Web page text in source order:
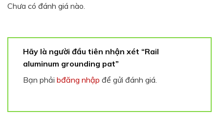
Chưa có đánh giá nào.
Hãy là người đầu tiên nhận xét “Rail
aluminum grounding pat”
Bạn phải bđăng nhập để gửi đánh giá.